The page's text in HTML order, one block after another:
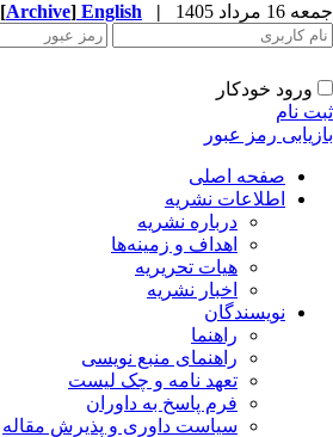
جمعه 16 مرداد 1405 |
English
[Archive]
ورود خودکار
ثبت نام
بازیابی رمز عبور
صفحه اصلی
اطلاعات نشریه
درباره نشریه
اهداف و زمینه‌ها
هیات تحریریه
اخبار نشریه
نویسندگان
راهنما
راهنمای منبع نویسی
تعهد نامه و چک لیست
فرم پاسخ به داوران
سیاست داوری و پذیرش مقاله